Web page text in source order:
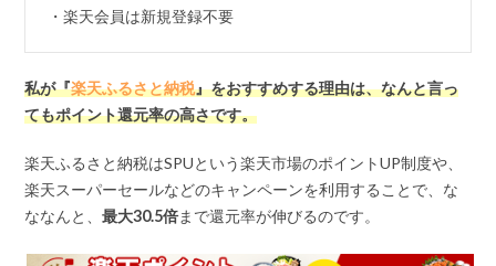
・楽天会員は新規登録不要
私が『楽天ふるさと納税』をおすすめする理由は、なんと言っ
てもポイント還元率の高さです。
楽天ふるさと納税はSPUという楽天市場のポイントUP制度や、
楽天スーパーセールなどのキャンペーンを利用することで、な
ななんと、最大30.5倍まで還元率が伸びるのです。